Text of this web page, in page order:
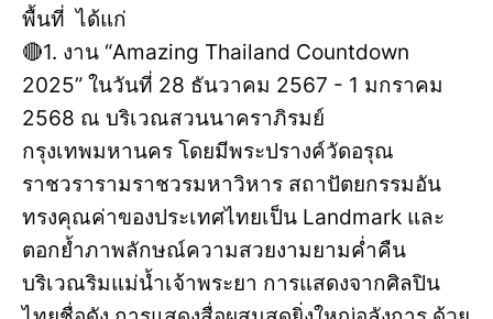
พื้นที่ ได้แก่
🔴1. งาน “Amazing Thailand Countdown
2025” ในวันที่ 28 ธันวาคม 2567 - 1 มกราคม
2568 ณ บริเวณสวนนาคราภิรมย์
กรุงเทพมหานคร โดยมีพระปรางค์วัดอรุณ
ราชวรารามราชวรมหาวิหาร สถาปัตยกรรมอัน
ทรงคุณค่าของประเทศไทยเป็น Landmark และ
ตอกย้ำภาพลักษณ์ความสวยงามยามค่ำคืน
บริเวณริมแม่น้ำเจ้าพระยา การแสดงจากศิลปิน